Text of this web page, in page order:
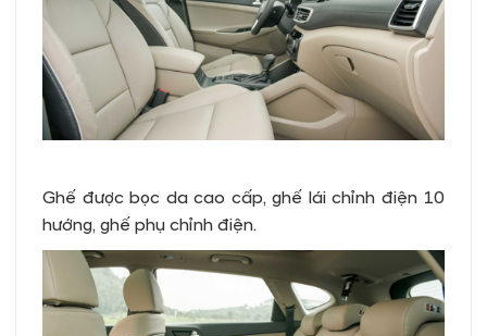
Ghế được bọc da cao cấp, ghế lái chỉnh điện 10
hướng, ghế phụ chỉnh điện.